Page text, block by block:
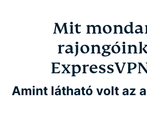
Mit
Amint látható volt az